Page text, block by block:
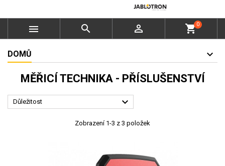
   shopping_cart0
DOMŮ
MĚŘICÍ TECHNIKA - PŘÍSLUŠENSTVÍ
Důležitost 
Zobrazení 1-3 z 3 položek